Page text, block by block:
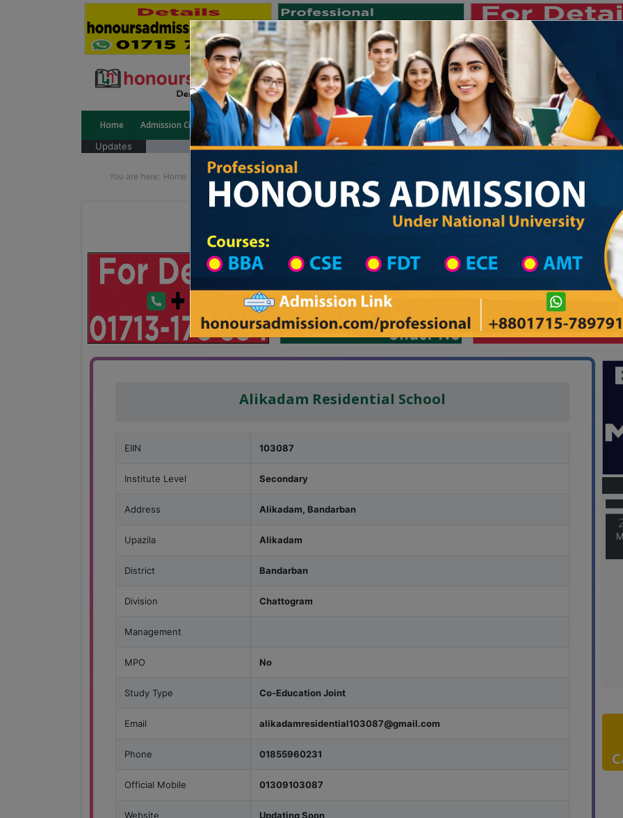
Home Admission Circular Public University Private University International University University College
Updates জাতীয় বিশ্ববিদ্যালয় ২০২৫-২৬ শিক্ষাবর্ষের
You are here: Home School Category High School in Bandarban Wise
Private University Admission
Alikadam Residential School
EIIN 103087
Institute Level Secondary
Address Alikadam, Bandarban
Upazila Alikadam
District Bandarban
Division Chattogram
Management
MPO No
Study Type Co-Education Joint
Email alikadamresidential103087@gmail.com
Phone 01855960231
Official Mobile 01309103087
Website Updating Soon